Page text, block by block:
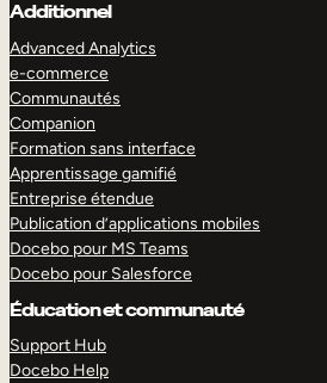
Additionnel
Advanced Analytics
e-commerce
Communautés
Companion
Formation sans interface
Apprentissage gamifié
Entreprise étendue
Publication d’applications mobiles
Docebo pour MS Teams
Docebo pour Salesforce
Éducation et communauté
Support Hub
Docebo Help